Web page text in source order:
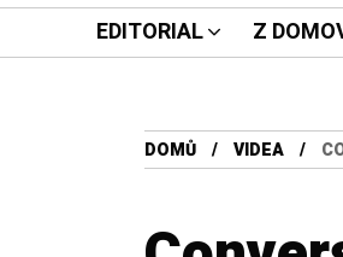
EDITORIAL Z
DOMŮ VIDEA